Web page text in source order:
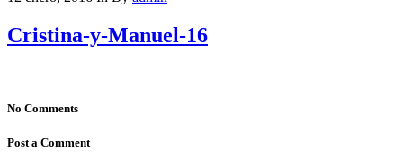
Cristina-y-Manuel-16
No Comments
Post a Comment